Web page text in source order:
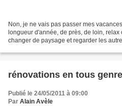
Non, je ne vais pas passer mes
longueur d'année, de près, de loin,
changer de paysage et regarder les
rénovations en tous
Publié le 24/05/2011 à 09:00
Par Alain Avèle